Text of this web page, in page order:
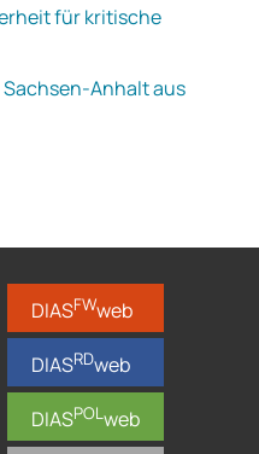
für kritische
Anhalt aus
DIASFWweb
DIASRDweb
DIASPOLweb